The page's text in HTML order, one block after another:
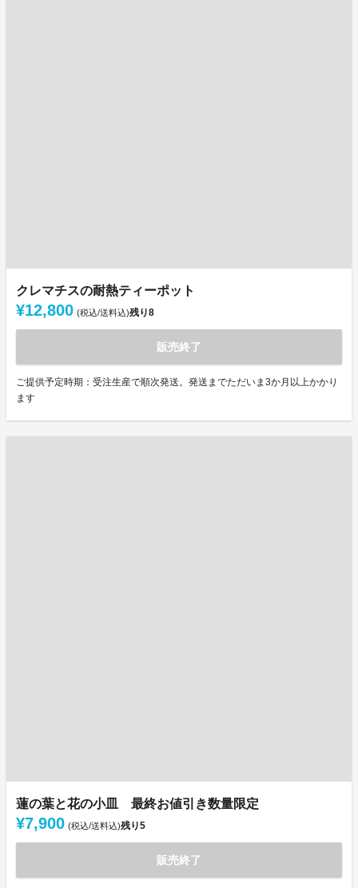
クレマチスの耐熱ティーポット
¥12,800 (税込/送料込)残り8
販売終了
ご提供予定時期：受注生産で順次発送。発送までただいま3か月以上かかり
ます
蓮の葉と花の小皿 最終お値引き数量限定
¥7,900 (税込/送料込)残り5
販売終了